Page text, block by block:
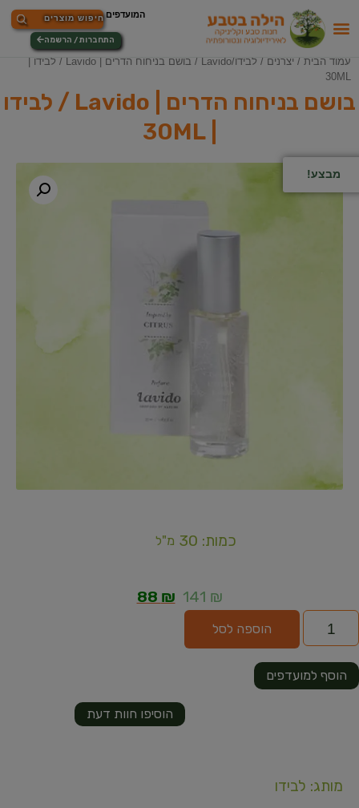
התחברות / הרשמה
עמוד הבית / יצרנים / לבידו/Lavido
/ בושם בניחוח הדרים | Lavido / לבידו |
30ML
בושם בניחוח הדרים | Lavido / לבידו
| 30ML
מבצע!
כמות: 30 מ"ל
141 ₪
88 ₪
הוספה לסל
הוסיפו חוות דעת
הוסף למועדפים
מותג: לבידו